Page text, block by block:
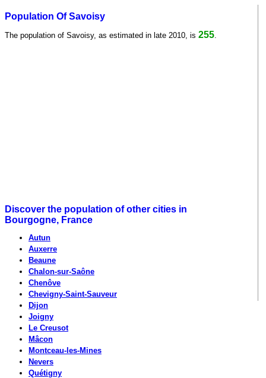
Population Of Savoisy
The population of Savoisy, as estimated in late 2010, is 255
Discover the population of other cities in
Bourgogne, France
Autun
Auxerre
Beaune
Chalon-sur-Saône
Chenôve
Chevigny-Saint-Sauveur
Dijon
Joigny
Le Creusot
Mâcon
Montceau-les-Mines
Nevers
Quétigny